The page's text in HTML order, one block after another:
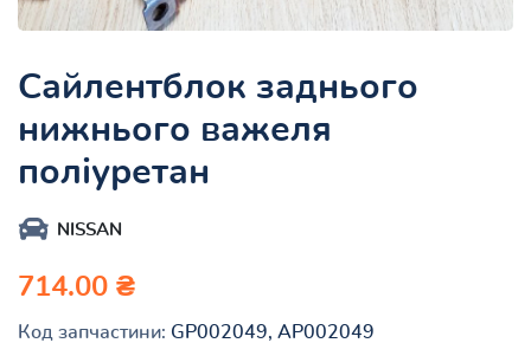
Сайлентблок заднього
нижнього важеля
поліуретан
NISSAN
714.00 ₴
Код запчастини: GP002049, AP002049